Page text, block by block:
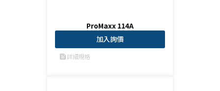
ProMaxx 114A
加入詢價
feed詳細規格